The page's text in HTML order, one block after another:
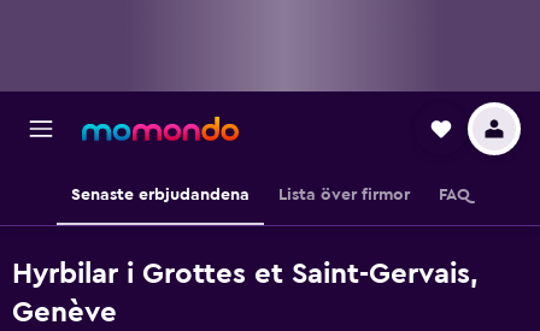
Senaste erbjudandena Lista över firmor FAQ
Hyrbilar i Grottes et Saint-Gervais,
Genève